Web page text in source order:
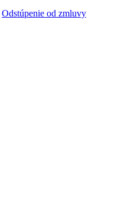
Odstúpenie od zmluvy